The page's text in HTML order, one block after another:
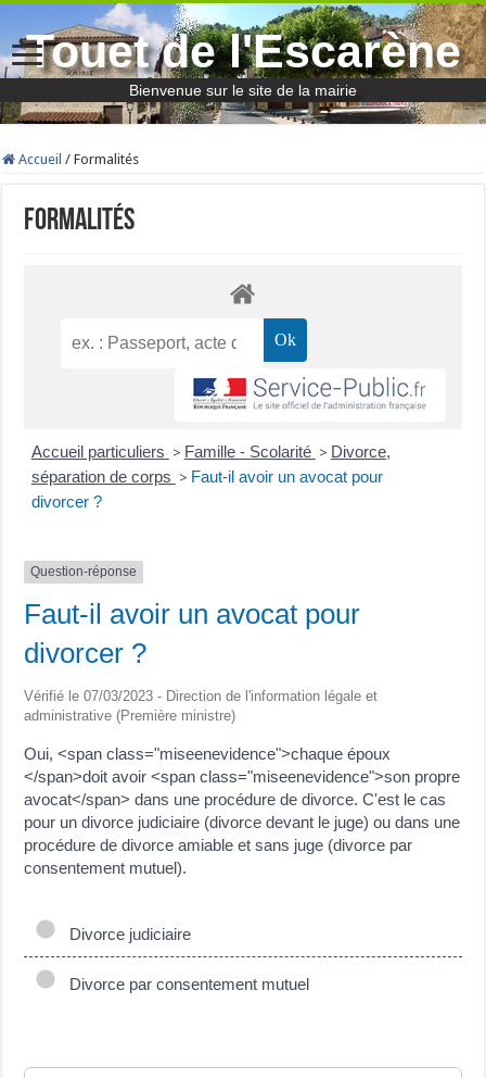
Touet de l'Escarène
Bienvenue sur le site de la mairie
Accueil / Formalités
Formalités
Accueil particuliers > Famille - Scolarité > Divorce,
séparation de corps > Faut-il avoir un avocat pour
divorcer ?
Question-réponse
Faut-il avoir un avocat pour
divorcer ?
Vérifié le 07/03/2023 - Direction de l'information légale et
administrative (Première ministre)
Oui, <span class="miseenevidence">chaque époux
</span>doit avoir <span class="miseenevidence">son propre
avocat</span> dans une procédure de divorce. C'est le cas
pour un divorce judiciaire (divorce devant le juge) ou dans une
procédure de divorce amiable et sans juge (divorce par
consentement mutuel).
Divorce judiciaire
Divorce par consentement mutuel